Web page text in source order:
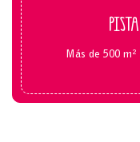
Más de 500